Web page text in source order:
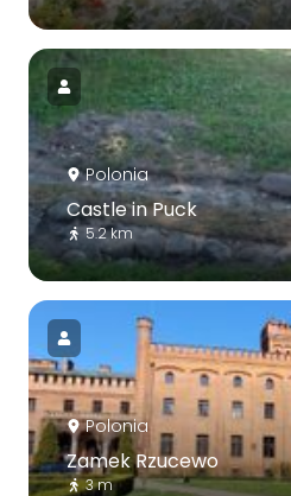
Polonia
Castle in Puck
5.2 km
Polonia
Zamek Rzucewo
3 m